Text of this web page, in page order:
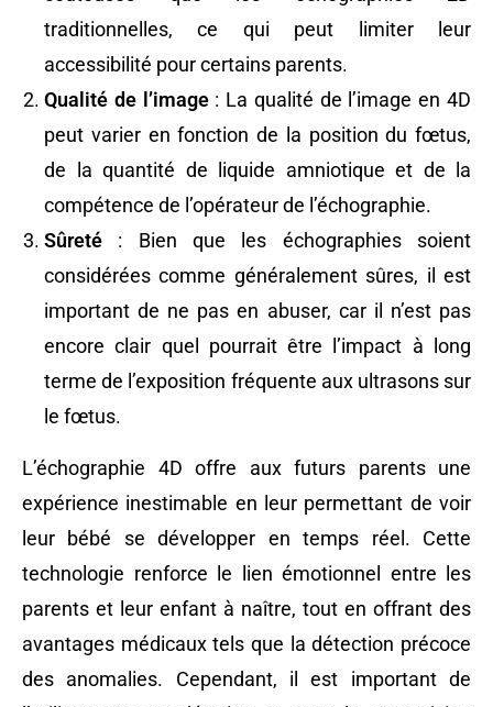
traditionnelles, ce qui peut limiter leur
accessibilité pour certains parents.
Qualité de l’image: La qualité de l’image en 4D
peut varier en fonction de la position du fœtus,
de la quantité de liquide amniotique et de la
compétence de l’opérateur de l’échographie.
Sûreté : Bien que les échographies soient
considérées comme généralement sûres, il est
important de ne pas en abuser, car il n’est pas
encore clair quel pourrait être l’impact à long
terme de l’exposition fréquente aux ultrasons sur
le fœtus.
L’échographie 4D offre aux futurs parents une
expérience inestimable en leur permettant de voir
leur bébé se développer en temps réel. Cette
technologie renforce le lien émotionnel entre les
parents et leur enfant à naître, tout en offrant des
avantages médicaux tels que la détection précoce
des anomalies. Cependant, il est important de